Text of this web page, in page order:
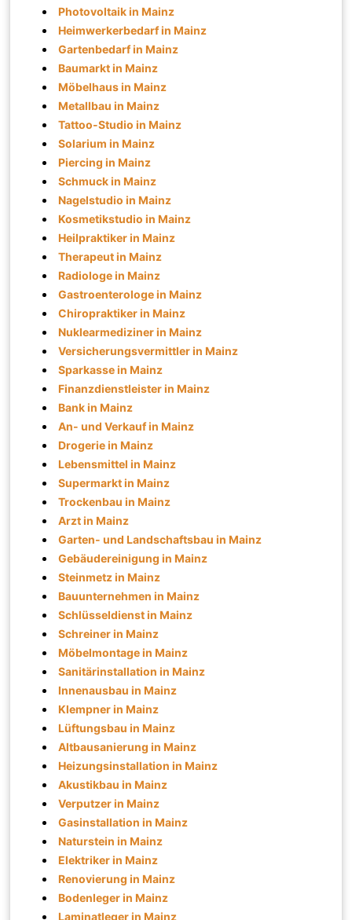
Photovoltaik in Mainz
Heimwerkerbedarf in Mainz
Gartenbedarf in Mainz
Baumarkt in Mainz
Möbelhaus in Mainz
Metallbau in Mainz
Tattoo-Studio in Mainz
Solarium in Mainz
Piercing in Mainz
Schmuck in Mainz
Nagelstudio in Mainz
Kosmetikstudio in Mainz
Heilpraktiker in Mainz
Therapeut in Mainz
Radiologe in Mainz
Gastroenterologe in Mainz
Chiropraktiker in Mainz
Nuklearmediziner in Mainz
Versicherungsvermittler in Mainz
Sparkasse in Mainz
Finanzdienstleister in Mainz
Bank in Mainz
An- und Verkauf in Mainz
Drogerie in Mainz
Lebensmittel in Mainz
Supermarkt in Mainz
Trockenbau in Mainz
Arzt in Mainz
Garten- und Landschaftsbau in Mainz
Gebäudereinigung in Mainz
Steinmetz in Mainz
Bauunternehmen in Mainz
Schlüsseldienst in Mainz
Schreiner in Mainz
Möbelmontage in Mainz
Sanitärinstallation in Mainz
Innenausbau in Mainz
Klempner in Mainz
Lüftungsbau in Mainz
Altbausanierung in Mainz
Heizungsinstallation in Mainz
Akustikbau in Mainz
Verputzer in Mainz
Gasinstallation in Mainz
Naturstein in Mainz
Elektriker in Mainz
Renovierung in Mainz
Bodenleger in Mainz
Laminatleger in Mainz